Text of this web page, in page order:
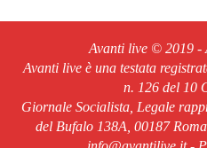
Avanti live © 2019 -
Avanti live è una testata
n. 126 del 10
Giornale Socialista, Legale
del Bufalo 138A, 00187